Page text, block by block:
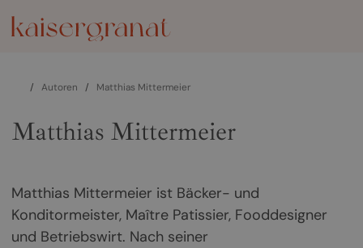
/ Autoren / Matthias Mittermeier
Matthias Mittermeier
Matthias Mittermeier ist Bäcker- und
Konditormeister, Maître Patissier, Fooddesigner
und Betriebswirt. Nach seiner